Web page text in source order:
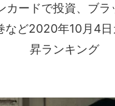
カードで投資、ブラ
など2020年10月4日
昇ランキング